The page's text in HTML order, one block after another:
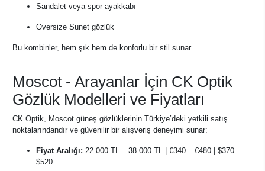
Sandalet veya spor ayakkabı
Oversize Sunet gözlük
Bu kombinler, hem şık hem de konforlu bir stil sunar.
Moscot - Arayanlar İçin CK Optik
Gözlük Modelleri ve Fiyatları
CK Optik, Moscot güneş gözlüklerinin Türkiye’deki yetkili satış
noktalarındandır ve güvenilir bir alışveriş deneyimi sunar:
Fiyat Aralığı: 22.000 TL – 38.000 TL | €340 – €480 | $370 –
$520